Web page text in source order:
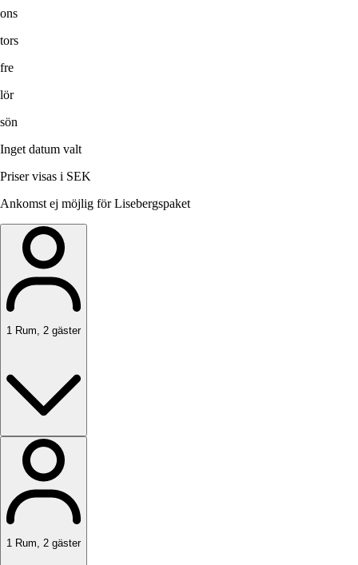
ons
tors
fre
lör
sön
Inget datum valt
Priser visas i SEK
Ankomst ej möjlig för Lisebergspaket
1 Rum 2 gäster
1 Rum, 2 gäster